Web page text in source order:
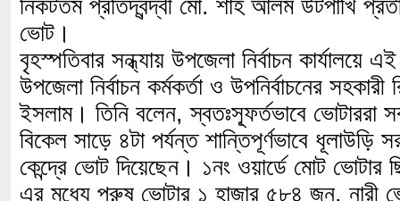
নিকটতম প্রতিদ্বন্দ্বী মো. শাহ আলম উটপাখি
ভোট।
বৃহস্পতিবার সন্ধ্যায় উপজেলা নির্বাচন কার্যালয়ে
উপজেলা নির্বাচন কর্মকর্তা ও উপনির্বাচনের সহকারী
ইসলাম। তিনি বলেন, স্বতঃস্ফূর্তভাবে ভোটাররা
বিকেল সাড়ে ৪টা পর্যন্ত শান্তিপূর্ণভাবে ধূলাউড়ি
কেন্দ্রে ভোট দিয়েছেন। ১নং ওয়ার্ডে মোট
এর মধ্যে পুরুষ ভোটার ১ হাজার ৫৮৪ জন, নারী